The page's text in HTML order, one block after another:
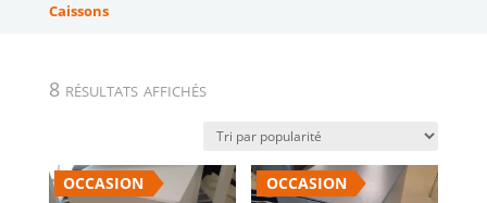
Caissons
8 résultats affichésTrié
popularité
OCCASION OCCASION